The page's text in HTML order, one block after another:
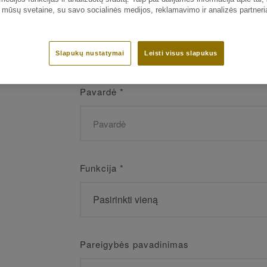
Vardas*
Pavardė *
Funkcija *
Pareigybės pavadinimas
mūsų svetaine, su savo socialinės medijos, reklamavimo ir analizės
Leisti visus slapukus
Slapukų nustatymai